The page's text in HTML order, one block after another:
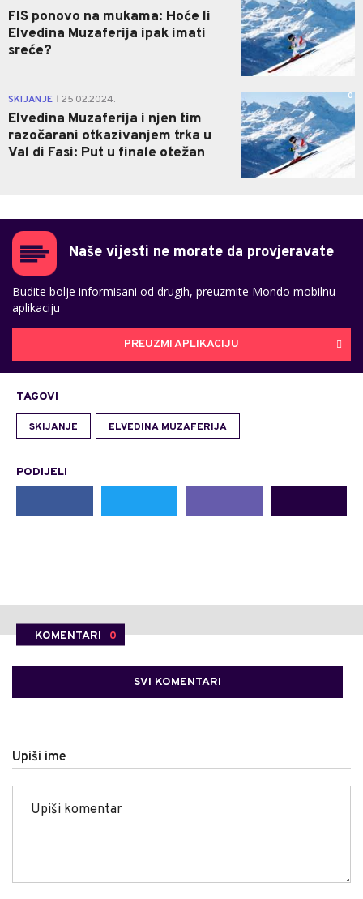
FIS ponovo na mukama: Hoće li
Elvedina Muzaferija ipak imati
sreće?
SKIJANJE 25.02.2024.
Elvedina Muzaferija i njen tim
razočarani otkazivanjem trka u
Val di Fasi: Put u finale otežan
0
Naše vijesti ne morate da provjeravate
Budite bolje informisani od drugih, preuzmite Mondo mobilnu
aplikaciju
PREUZMI APLIKACIJU
TAGOVI
SKIJANJE ELVEDINA MUZAFERIJA
PODIJELI
KOMENTARI 0
SVI KOMENTARI
Upiši ime